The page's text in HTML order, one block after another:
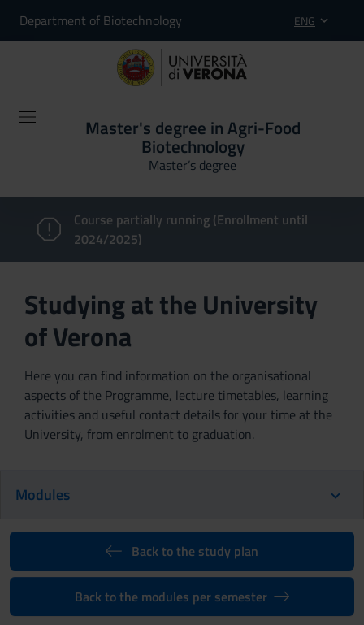
Department of Biotechnology ENG
Master's degree in Agri-Food
Biotechnology
Master’s degree
Course partially running (Enrollment until
2024/2025)
Studying at the University
of Verona
Here you can find information on the organisational
aspects of the Programme, lecture timetables, learning
activities and useful contact details for your time at the
University, from enrolment to graduation.
Modules
Back to the study plan
Back to the modules per semester